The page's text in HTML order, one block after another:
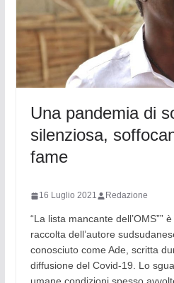
Una pandemia di
silenziosa,
fame
16 Luglio 2021 Redazione
“La lista mancante dell’OMS””
raccolta dell’autore
conosciuto come Ade, scritta
diffusione del Covid-19. Lo